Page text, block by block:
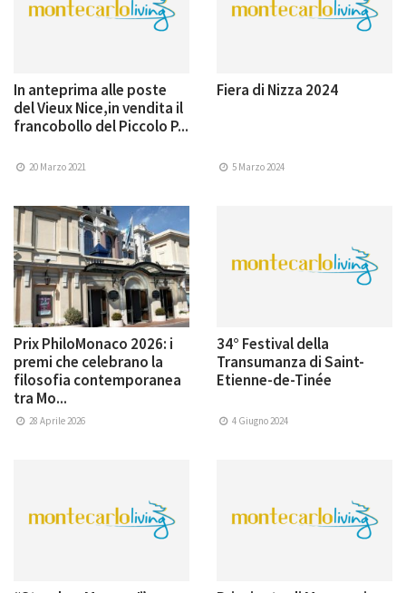
In anteprima alle poste
del Vieux Nice,in vendita il
francobollo del Piccolo P...
20 Marzo 2021
Fiera di Nizza 2024
5 Marzo 2024
Prix PhiloMonaco 2026: i
premi che celebrano la
filosofia contemporanea
tra Mo...
28 Aprile 2026
34° Festival della
Transumanza di Saint-
Etienne-de-Tinée
4 Giugno 2024